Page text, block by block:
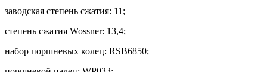
заводская степень сжатия: 11;
степень сжатия Wossner: 13,4;
набор поршневых колец: RSB6850;